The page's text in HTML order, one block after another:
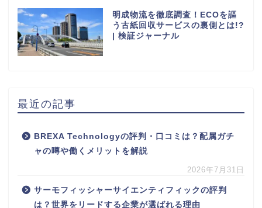
明成物流を徹底調査！ECOを謳
う古紙回収サービスの裏側とは!?
| 検証ジャーナル
最近の記事
BREXA Technologyの評判・口コミは？配属ガチ
ャの噂や働くメリットを解説
2026年7月31日
サーモフィッシャーサイエンティフィックの評判
は？世界をリードする企業が選ばれる理由